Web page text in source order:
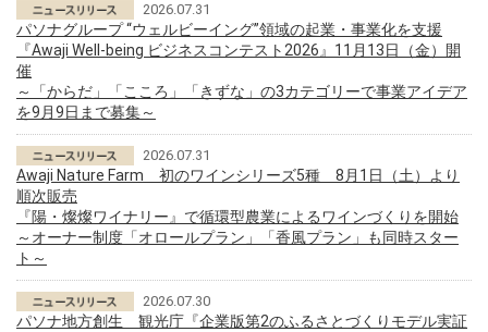
2026.07.31
パソナグループ “ウェルビーイング”領域の起業・事業化を支援
『Awaji Well-being ビジネスコンテスト2026』11月13日（金）開
催
～「からだ」「こころ」「きずな」の3カテゴリーで事業アイデア
を9月9日まで募集～
2026.07.31
Awaji Nature Farm 初のワインシリーズ5種 8月1日（土）より
順次販売
『陽・燦燦ワイナリー』で循環型農業によるワインづくりを開始
～オーナー制度「オロールプラン」「香風プラン」も同時スター
ト～
2026.07.30
パソナ地方創生 観光庁『企業版第2のふるさとづくりモデル実証